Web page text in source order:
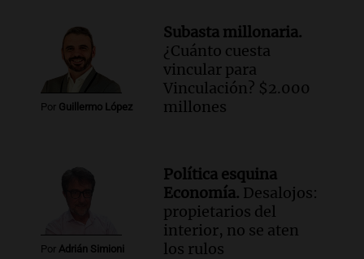
Una mañana para todos
Episodios
Audio.Joan Gaspart: "Sin Jorge, no sé si
Messi hubiera llegado adonde llegó"
Una mañana para todos
El orgullo y el sueño argentino de
Jorge Messi en una entrevista con Rony
Vargas en 2007
Una mañana para todos
Episodios
Por Guillermo López
Subasta millonaria.
¿Cuánto cuesta
vincular para
Vinculación? $2.000
millones
Por Adrián Simioni
Política esquina
Economía. Desalojos:
propietarios del
interior, no se aten
los rulos